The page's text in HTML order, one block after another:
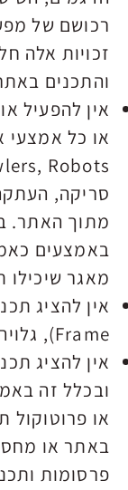
רכושם של
זכויות אלה
והתכנים
אין להפעיל
או כל אמצעי
סריקה,
מתוך האתר.
באמצעים
מאגר
Frame), גלויה או סמויה.
אין להציג
ובכלל זה
או
באתר או
פרסומות